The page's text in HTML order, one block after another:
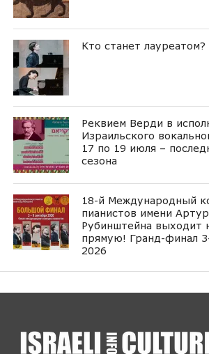
Кто станет лауреатом?
Реквием Верди в
Израильского
17 по 19 июля –
сезона
18-й Международный
пианистов имени
Рубинштейна выходит
прямую! Гранд-финал
2026